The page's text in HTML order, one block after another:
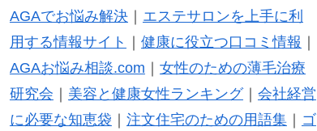
AGAでお悩み解決｜ エステサロンを上手に利
用する情報サイト
健康に役立つ口コミ情報
AGAお悩み相談.com
女性のための薄毛治療
研究会
美容と健康女性ランキング｜ 会社経営
に必要な知恵袋
注文住宅のための用語集｜ ゴ